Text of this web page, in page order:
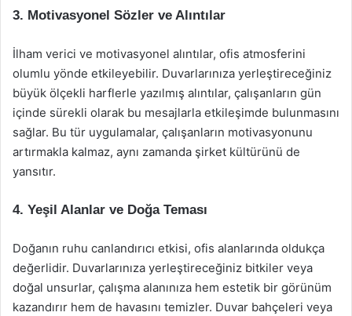
3. Motivasyonel Sözler ve Alıntılar
İlham verici ve motivasyonel alıntılar, ofis atmosferini
olumlu yönde etkileyebilir. Duvarlarınıza yerleştireceğiniz
büyük ölçekli harflerle yazılmış alıntılar, çalışanların gün
içinde sürekli olarak bu mesajlarla etkileşimde bulunmasını
sağlar. Bu tür uygulamalar, çalışanların motivasyonunu
artırmakla kalmaz, aynı zamanda şirket kültürünü de
yansıtır.
4. Yeşil Alanlar ve Doğa Teması
Doğanın ruhu canlandırıcı etkisi, ofis alanlarında oldukça
değerlidir. Duvarlarınıza yerleştireceğiniz bitkiler veya
doğal unsurlar, çalışma alanınıza hem estetik bir görünüm
kazandırır hem de havasını temizler. Duvar bahçeleri veya